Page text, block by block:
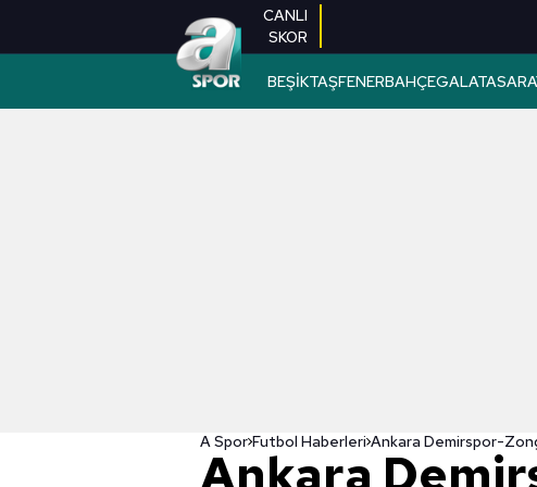
CANLI
SKOR
BEŞİKTAŞFENERBAHÇE
A Spor Futbol Haberleri
Ankara